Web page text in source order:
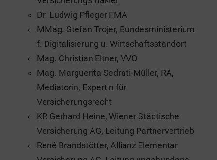
Dr. Ludwig Pfleger FMA
MMag. Stefan Trojer, Bundesministerium
f. Digitalisierung u. Wirtschaftsstandort
Mag. Christian Eltner, VVO
Mag. Marguerita Sedrati-Müller, RA,
Mediatorin, Expertin für
Versicherungsrecht
KR Gerhard Heine, Wiener Städtische
Versicherung AG, Leitung Partnervertrieb
René Brandstötter, Allianz Elementar